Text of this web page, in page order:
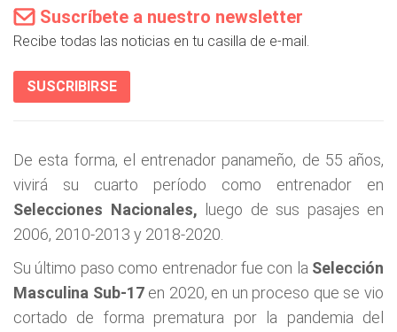
Suscríbete a nuestro newsletter
Recibe todas las noticias en tu casilla de e-mail.
SUSCRIBIRSE
De esta forma, el entrenador panameño, de 55 años,
vivirá su cuarto período como entrenador en
Selecciones Nacionales, luego de sus pasajes en
2006, 2010-2013 y 2018-2020.
Su último paso como entrenador fue con la Selección
Masculina Sub-17en 2020, en un proceso que se vio
cortado de forma prematura por la pandemia del